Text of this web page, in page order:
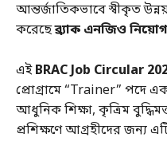
আন্তর্জাতিকভাবে স্বীকৃত
করেছেব্র্যাক এনজিও
এইBRAC Job Circular
প্রোগ্রামে “Trainer” পদে
আধুনিক শিক্ষা, কৃত্রিম
প্রশিক্ষণে আগ্রহীদের জন্য